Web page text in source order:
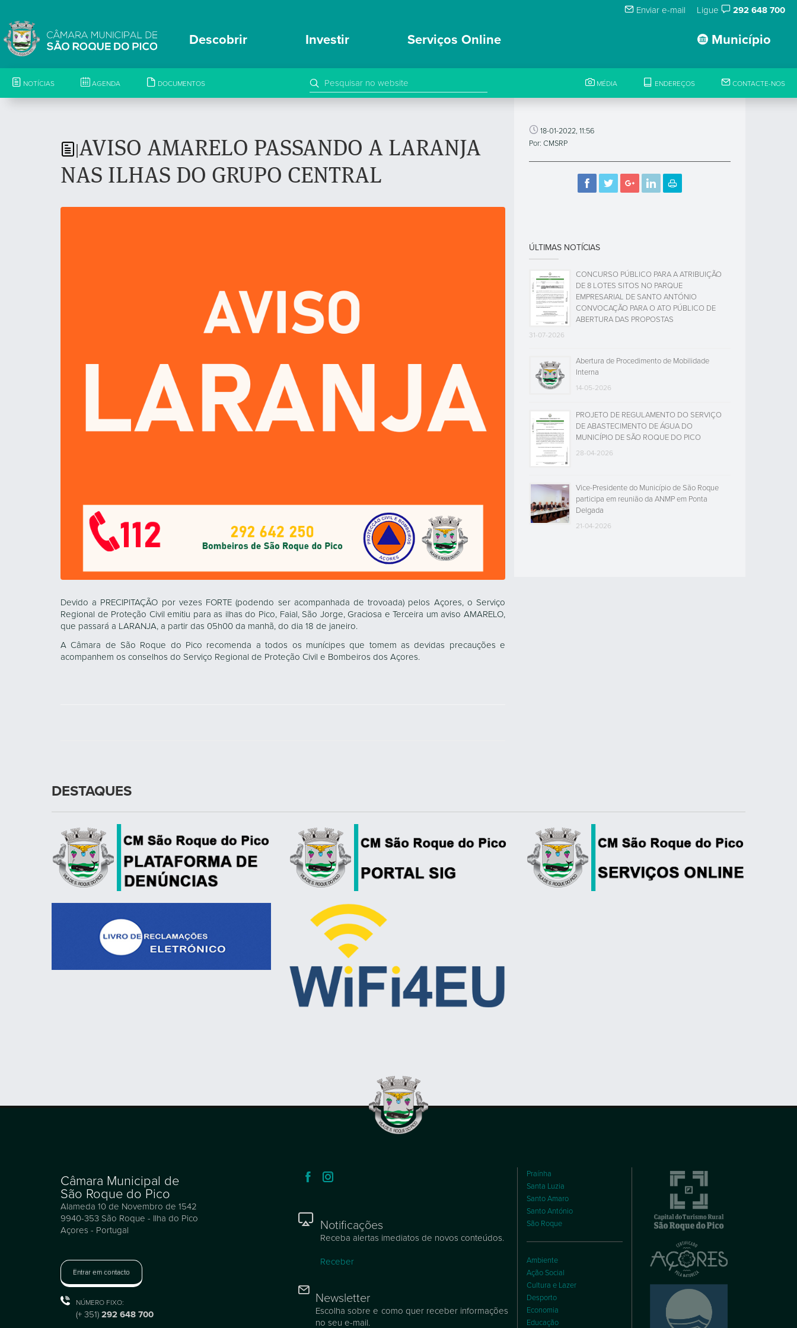
Enviar e-mail Ligue 292 648 700
Município
Descobrir Investir Serviços Online
NOTÍCIAS AGENDA DOCUMENTOS MÉDIA ENDEREÇOS CONTACTE-NOS
AVISO AMARELO PASSANDO A LARANJA
NAS ILHAS DO GRUPO CENTRAL
Devido a PRECIPITAÇÃO por vezes FORTE (podendo ser acompanhada de trovoada) pelos Açores, o Serviço
Regional de Proteção Civil emitiu para as ilhas do Pico, Faial, São Jorge, Graciosa e Terceira um aviso AMARELO,
que passará a LARANJA, a partir das 05h00 da manhã, do dia 18 de janeiro.
A Câmara de São Roque do Pico recomenda a todos os munícipes que tomem as devidas precauções e
acompanhem os conselhos do Serviço Regional de Proteção Civil e Bombeiros dos Açores.
18-01-2022, 11:56
Por: CMSRP
ÚLTIMAS NOTÍCIAS
CONCURSO PÚBLICO PARA A ATRIBUIÇÃO
DE 8 LOTES SITOS NO PARQUE
EMPRESARIAL DE SANTO ANTÓNIO
CONVOCAÇÃO PARA O ATO PÚBLICO DE
ABERTURA DAS PROPOSTAS
31-07-2026
Abertura de Procedimento de Mobilidade
Interna
14-05-2026
PROJETO DE REGULAMENTO DO SERVIÇO
DE ABASTECIMENTO DE ÁGUA DO
MUNICÍPIO DE SÃO ROQUE DO PICO
28-04-2026
Vice-Presidente do Município de São Roque
participa em reunião da ANMP em Ponta
Delgada
21-04-2026
DESTAQUES
Câmara Municipal de
São Roque do Pico
Alameda 10 de Novembro de 1542
9940-353 São Roque - Ilha do Pico
Açores - Portugal
Entrar em contacto
NÚMERO FIXO:
(+ 351) 292 648 700
Notificações
Receba alertas imediatos de novos conteúdos.
Receber
Newsletter
Escolha sobre e como quer receber informações
no seu e-mail.
Praínha
Santa Luzia
Santo Amaro
Santo António
São Roque
Ambiente
Ação Social
Cultura e Lazer
Desporto
Economia
Educação